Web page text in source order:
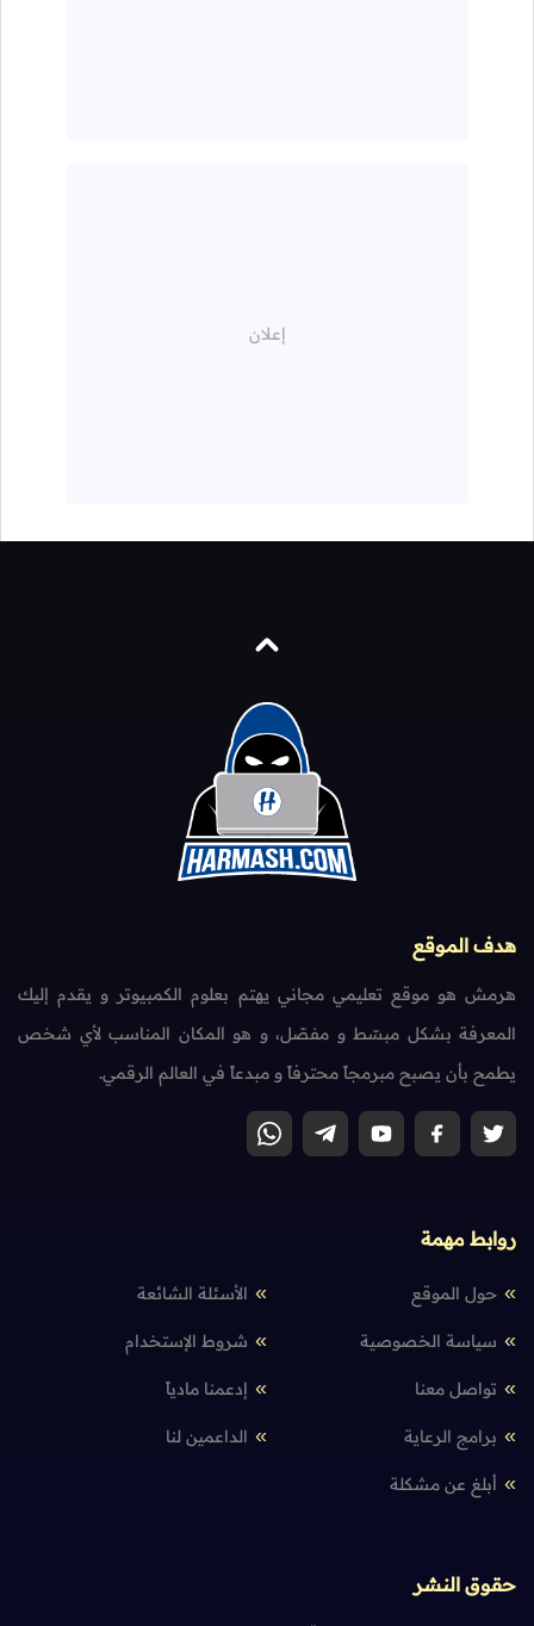
هدف الموقع
هرمش هو موقع تعليمي مجاني يهتم بعلوم الكمبيوتر و يقدم إليك
المعرفة بشكل مبسّط و مفصّل، و هو المكان المناسب لأي شخص
يطمح بأن يصبح مبرمجاً محترفاً و مبدعاً في العالم الرقمي.
روابط مهمة
حول الموقع الأسئلة الشائعة
سياسة الخصوصية شروط الإستخدام
تواصل معنا إدعمنا مادياً
برامج الرعاية الداعمين لنا
أبلغ عن مشكلة
حقوق النشر